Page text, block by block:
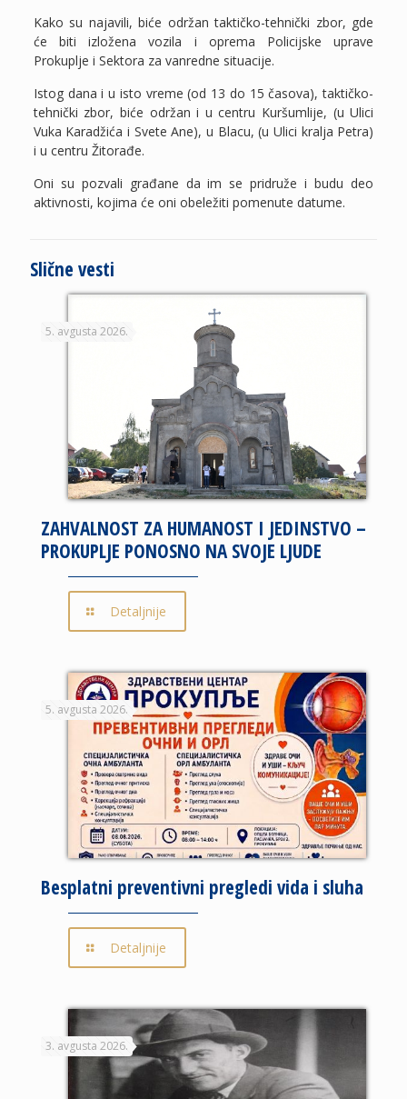
Kako su najavili, biće održan taktičko-tehnički zbor, gde
će biti izložena vozila i oprema Policijske uprave
Prokuplje i Sektora za vanredne situacije.
Istog dana i u isto vreme (od 13 do 15 časova), taktičko-
tehnički zbor, biće održan i u centru Kuršumlije, (u Ulici
Vuka Karadžića i Svete Ane), u Blacu, (u Ulici kralja Petra)
i u centru Žitorađe.
Oni su pozvali građane da im se pridruže i budu deo
aktivnosti, kojima će oni obeležiti pomenute datume.
Slične vesti
5. avgusta 2026.
ZAHVALNOST ZA HUMANOST I JEDINSTVO –
PROKUPLJE PONOSNO NA SVOJE LJUDE
Detaljnije
5. avgusta 2026.
Besplatni preventivni pregledi vida i sluha
Detaljnije
3. avgusta 2026.